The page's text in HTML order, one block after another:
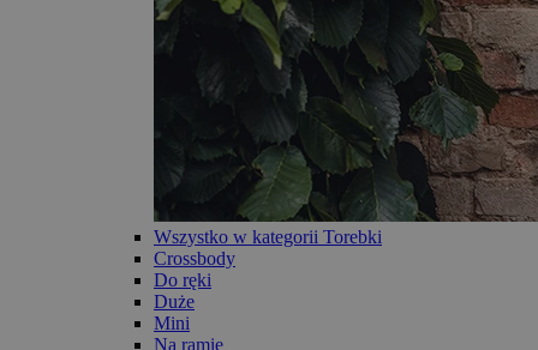
Wszystko w kategorii Torebki
Crossbody
Do ręki
Duże
Mini
Na ramię